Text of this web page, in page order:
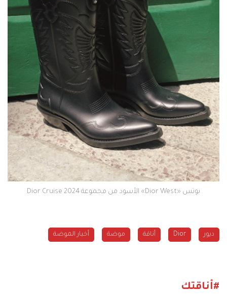
بوتس «Dior West» الأسود من مجموعة Dior Cruise 2024
ديور Dior أناقة موضة أخبار الموضة
#أناقتك